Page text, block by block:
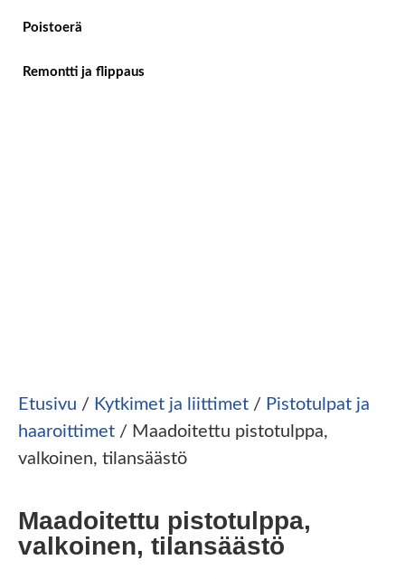
Poistoerä
Remontti ja flippaus
Etusivu / Kytkimet ja liittimet / Pistotulpat ja
haaroittimet / Maadoitettu pistotulppa,
valkoinen, tilansäästö
Maadoitettu pistotulppa,
valkoinen, tilansäästö